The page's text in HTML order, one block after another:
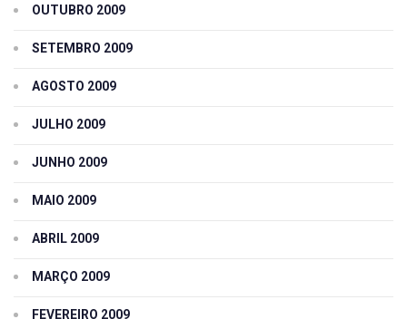
OUTUBRO 2009
SETEMBRO 2009
AGOSTO 2009
JULHO 2009
JUNHO 2009
MAIO 2009
ABRIL 2009
MARÇO 2009
FEVEREIRO 2009